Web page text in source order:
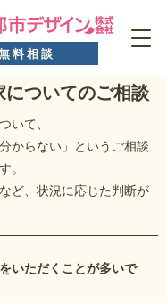
料相談
についてのご相談
いて、
からない」というご相談
。
ど、状況に応じた判断が
いただくことが多いで